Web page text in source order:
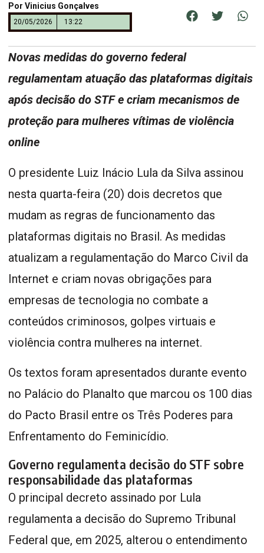
Por Vinicius Gonçalves
20/05/2026 13:22
Novas medidas do governo federal
regulamentam atuação das plataformas digitais
após decisão do STF e criam mecanismos de
proteção para mulheres vítimas de violência
online
O presidente Luiz Inácio Lula da Silva assinou
nesta quarta-feira (20) dois decretos que
mudam as regras de funcionamento das
plataformas digitais no Brasil. As medidas
atualizam a regulamentação do Marco Civil da
Internet e criam novas obrigações para
empresas de tecnologia no combate a
conteúdos criminosos, golpes virtuais e
violência contra mulheres na internet.
Os textos foram apresentados durante evento
no Palácio do Planalto que marcou os 100 dias
do Pacto Brasil entre os Três Poderes para
Enfrentamento do Feminicídio.
Governo regulamenta decisão do STF sobre
responsabilidade das plataformas
O principal decreto assinado por Lula
regulamenta a decisão do Supremo Tribunal
Federal que, em 2025, alterou o entendimento